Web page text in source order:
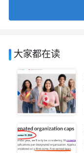
大家都在读